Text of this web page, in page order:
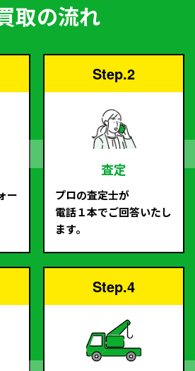
取の流れ
ー
Step.2
査定
プロの査定士が
電話１本でご回答いたし
ます。
Step.4